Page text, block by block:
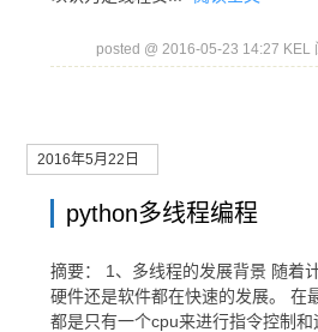
posted @ 2016-05-23 14:27 KEL
2016年5月22日
python多线程编程
摘要： 1、多线程的发展背景 随着
硬件还是软件都在快速的发展。 在
都是只有一个cpu来进行指令控制